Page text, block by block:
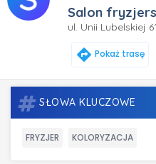
Salon
ul. Unii Lubelskiej
directions Pokaż trasę
SŁOWA KLUCZOWE
FRYZJER KOLORYZACJA